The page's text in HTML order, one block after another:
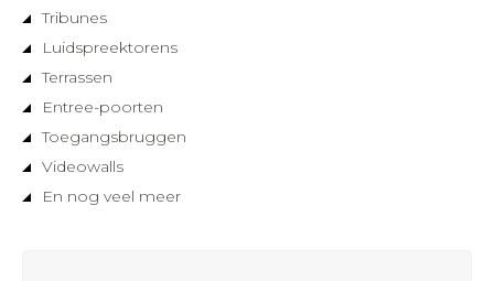
Tribunes
Luidspreektorens
Terrassen
Entree-poorten
Toegangsbruggen
Videowalls
En nog veel meer